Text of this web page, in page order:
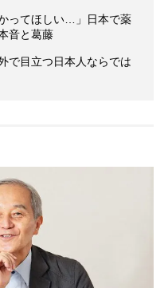
ってほしい…」日本で薬
音と葛藤
で目立つ日本人ならでは